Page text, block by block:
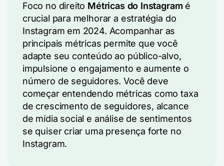
Foco no direito Métricas do Instagram é
crucial para melhorar a estratégia do
Instagram em 2024. Acompanhar as
principais métricas permite que você
adapte seu conteúdo ao público-alvo,
impulsione o engajamento e aumente o
número de seguidores. Você deve
começar entendendo métricas como taxa
de crescimento de seguidores, alcance
de mídia social e análise de sentimentos
se quiser criar uma presença forte no
Instagram.